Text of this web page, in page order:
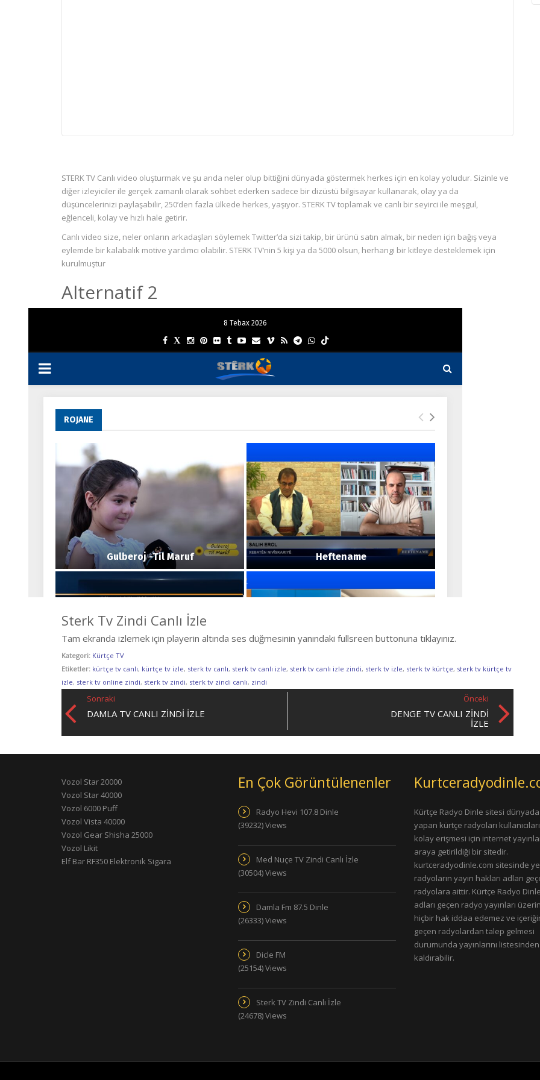
STERK TV Canlı video oluşturmak ve şu anda neler olup bittiğini dünyada göstermek herkes için en kolay yoludur. Sizinle ve
diğer izleyiciler ile gerçek zamanlı olarak sohbet ederken sadece bir dizüstü bilgisayar kullanarak, olay ya da
düşüncelerinizi paylaşabilir, 250’den fazla ülkede herkes, yaşıyor. STERK TV toplamak ve canlı bir seyirci ile meşgul,
eğlenceli, kolay ve hızlı hale getirir.
Canlı video size, neler onların arkadaşları söylemek Twitter’da sizi takip, bir ürünü satın almak, bir neden için bağış veya
eylemde bir kalabalık motive yardımcı olabilir. STERK TV’nin 5 kişi ya da 5000 olsun, herhangi bir kitleye desteklemek için
kurulmuştur
Alternatif 2
Sterk Tv Zindi Canlı İzle
Tam ekranda izlemek için playerin altında ses düğmesinin yanındaki fullsreen buttonuna tıklayınız.
Kategori: Kürtçe TV
Etiketler: kürtçe tv canlı, kürtçe tv izle, sterk tv canlı, sterk tv canlı izle, sterk tv canlı izle zindi, sterk tv izle, sterk tv kürtçe, sterk tv kürtçe tv
izle, sterk tv online zindi, sterk tv zindi, sterk tv zindi canlı, zindi
Sonraki
DAMLA TV CANLI ZINDI İZLE
Önceki
DENGE TV CANLI ZINDI
IZLE
Vozol Star 20000
Vozol Star 40000
Vozol 6000 Puff
Vozol Vista 40000
Vozol Gear Shisha 25000
Vozol Likit
Elf Bar RF350 Elektronik Sigara
En Çok Görüntülenenler
Radyo Hevi 107.8 Dinle
(39232) Views
Med Nuçe TV Zindi Canlı İzle
(30504) Views
Damla Fm 87.5 Dinle
(26333) Views
Dicle FM
(25154) Views
Sterk TV Zindi Canlı İzle
(24678) Views
Kürtçe Radyo Dinle sitesi dünyada
yapan kürtçe radyoları
kolay erişmesi için internet
araya getirildiği bir sitedir.
kurtceradyodinle.com sitesinde
radyoların yayın hakları adları
radyolara aittir. Kürtçe Radyo
adları geçen radyo yayınları
hiçbir hak iddaa edemez ve
geçen radyolardan talep gelmesi
durumunda yayınlarını listesinden
kaldırabilir.